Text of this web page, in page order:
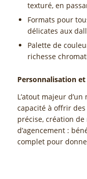
texturé, en
Formats pour
délicates aux
Palette de
richesse
Personnalisation
L’atout majeur
capacité à offrir
précise, création
d’agencement :
complet pour